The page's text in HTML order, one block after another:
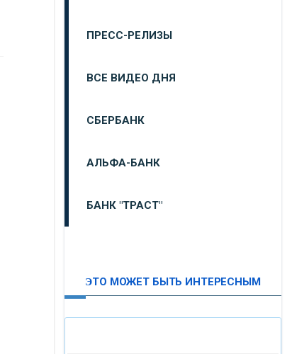
ПРЕСС-РЕЛИЗЫ
ВСЕ ВИДЕО ДНЯ
СБЕРБАНК
АЛЬФА-БАНК
БАНК "ТРАСТ"
ЭТО МОЖЕТ БЫТЬ ИНТЕРЕСНЫМ